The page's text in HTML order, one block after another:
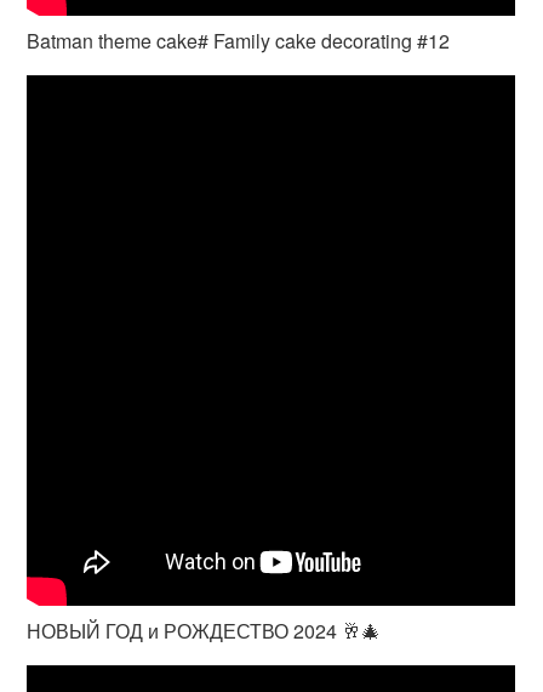
Batman theme cake# Family cake decorating #12
НОВЫЙ ГОД и РОЖДЕСТВО 2024 🥂🎄